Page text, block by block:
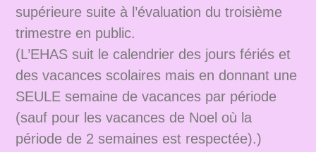
supérieure suite à l’évaluation du troisième
trimestre en public.
(L’EHAS suit le calendrier des jours fériés et
des vacances scolaires mais en donnant une
SEULE semaine de vacances par période
(sauf pour les vacances de Noel où la
période de 2 semaines est respectée).)